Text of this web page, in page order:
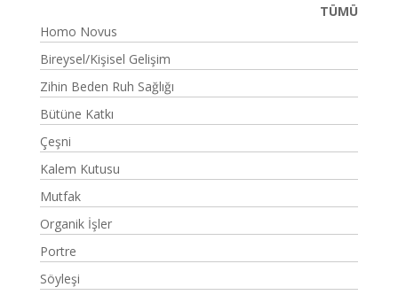
TÜMÜ
Homo Novus
Bireysel/Kişisel Gelişim
Zihin Beden Ruh Sağlığı
Bütüne Katkı
Çeşni
Kalem Kutusu
Mutfak
Organik İşler
Portre
Söyleşi